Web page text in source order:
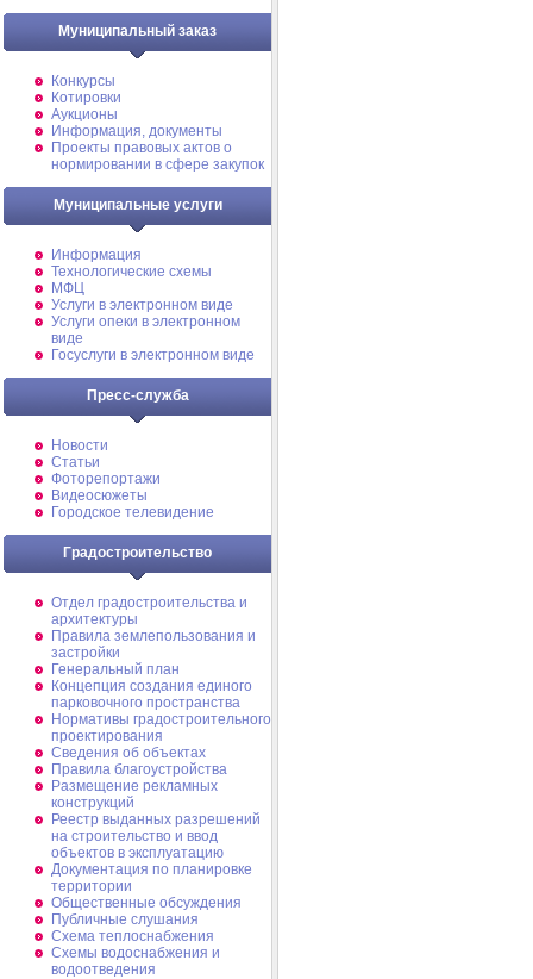
Муниципальный заказ
Конкурсы
Котировки
Аукционы
Информация, документы
Проекты правовых актов о
нормировании в сфере закупок
Муниципальные услуги
Информация
Технологические схемы
МФЦ
Услуги в электронном виде
Услуги опеки в электронном
виде
Госуслуги в электронном виде
Пресс-служба
Новости
Статьи
Фоторепортажи
Видеосюжеты
Городское телевидение
Градостроительство
Отдел градостроительства и
архитектуры
Правила землепользования и
застройки
Генеральный план
Концепция создания единого
парковочного пространства
Нормативы градостроительного
проектирования
Сведения об объектах
Правила благоустройства
Размещение рекламных
конструкций
Реестр выданных разрешений
на строительство и ввод
объектов в эксплуатацию
Документация по планировке
территории
Общественные обсуждения
Публичные слушания
Схема теплоснабжения
Схемы водоснабжения и
водоотведения